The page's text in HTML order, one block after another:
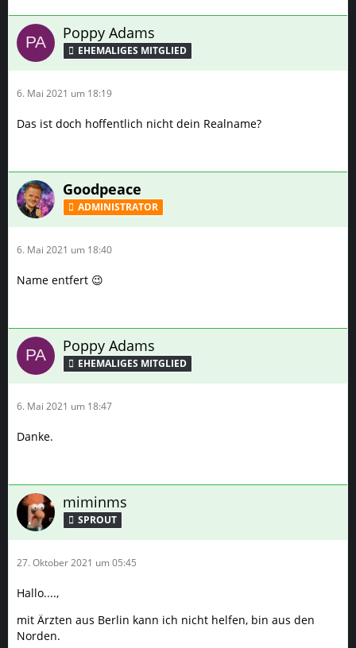
Poppy Adams
6. Mai 2021 um 18:19
Das ist doch hoffentlich nicht dein Realname?
Goodpeace
ADMINISTRATOR
6. Mai 2021 um 18:40
Name entfert 😉
Poppy Adams
6. Mai 2021 um 18:47
Danke.
miminms
SPROUT
27. Oktober 2021 um 05:45
Hallo....,
mit Ärzten aus Berlin kann ich nicht helfen, bin aus den
Norden.